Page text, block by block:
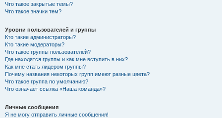
Что такое закрытые темы?
Что такое значки тем?
Уровни пользователей и группы
Кто такие администраторы?
Кто такие модераторы?
Что такое группы пользователей?
Где находятся группы и как мне вступить в них?
Как мне стать лидером группы?
Почему названия некоторых групп имеют разные цвета?
Что такое группа по умолчанию?
Что означает ссылка «Наша команда»?
Личные сообщения
Я не могу отправить личные сообщения!